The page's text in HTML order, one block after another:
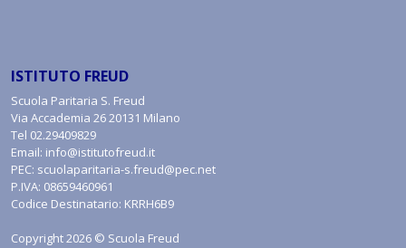
ISTITUTO FREUD
Scuola Paritaria S. Freud
Via Accademia 26 20131 Milano
Tel 02.29409829
Email: info@istitutofreud.it
PEC: scuolaparitaria-s.freud@pec.net
P.IVA: 08659460961
Codice Destinatario: KRRH6B9
Copyright 2026 © Scuola Freud